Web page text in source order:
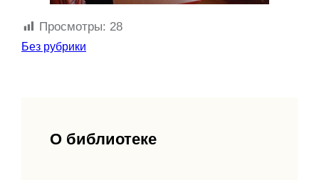
Просмотры: 28
Без рубрики
О библиотеке